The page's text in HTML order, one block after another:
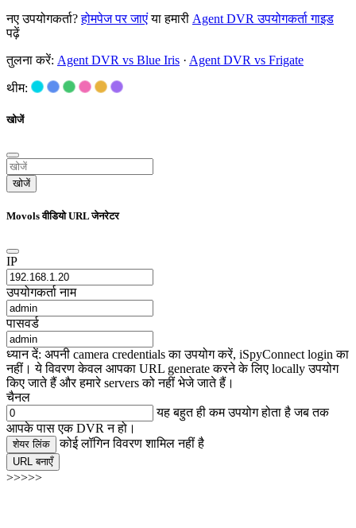
नए उपयोगकर्ता?होमपेज पर जाएंया हमारी Agent DVR उपयोगकर्ता गाइड
पढ़ें
तुलना करें: Agent DVR vs Blue Iris · Agent DVR vs Frigate
थीम:
खोजें
खोजें
Movols वीडियो URL जेनरेटर
IP
उपयोगकर्ता नाम
पासवर्ड
ध्यान दें: अपनी camera credentials का उपयोग करें, iSpyConnect login का
नहीं। ये विवरण केवल आपका URL generate करने के लिए locally उपयोग
किए जाते हैं और हमारे servers को नहीं भेजे जाते हैं।
चैनल
यह बहुत ही कम उपयोग होता है जब तक
आपके पास एक DVR न हो।
शेयर लिंक कोई लॉगिन विवरण शामिल नहीं है
URL बनाएँ
>>>>>